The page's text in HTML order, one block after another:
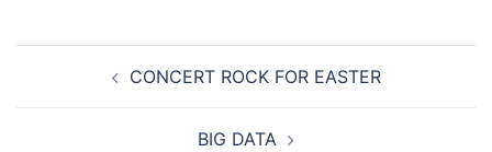
d’article CONCERT ROCK FOR EASTER
BIG DATA